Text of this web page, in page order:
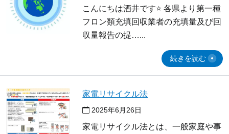
こんにちは酒井です⭐ 各県より第一種
フロン類充填回収業者の充填量及び回
収量報告の提…
続きを読む
家電リサイクル法
2025年6月26日
家電リサイクル法とは、一般家庭や事